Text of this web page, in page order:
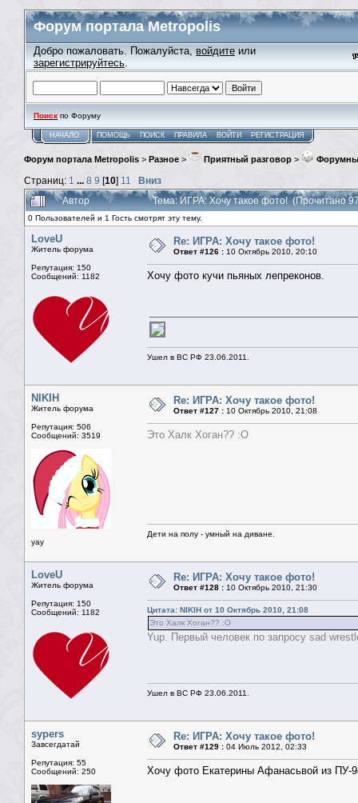
Форум портала Metropolis
Добро пожаловать. Пожалуйста, войдите или
зарегистрируйтесь.
Поиск по Форуму
НАЧАЛО ПОМОЩЬ ПОИСК ПРАВИЛА ВОЙТИ РЕГИСТРАЦИЯ
Форум портала Metropolis > Разное > Приятный разговор >
Страниц: 1 ... 8 9 [10] 11
Вниз
Автор
Тема: ИГРА: Хочу такое фото! (Прочитано
0 Пользователей и 1 Гость смотрят эту тему.
LoveU
Житель форума
Репутация: 150
Сообщений: 1182
Re: ИГРА: Хочу такое фото!
Ответ #126 : 10 Октябрь 2010, 20:10
Хочу фото кучи пьяных лепреконов.
Ушел в ВС РФ 23.06.2011.
NIKIH
Житель форума
Репутация: 506
Сообщений: 3519
yay
Re: ИГРА: Хочу такое фото!
Ответ #127 : 10 Октябрь 2010, 21:08
Это Халк Хоган?? :О
Дети на полу - умный на диване.
LoveU
Житель форума
Репутация: 150
Сообщений: 1182
Re: ИГРА: Хочу такое фото!
Ответ #128 : 10 Октябрь 2010, 21:30
Цитата: NIKIH от 10 Октябрь 2010, 21:08
Это Халк Хоган?? :О
Yup. Первый человек по запросу sad
Ушел в ВС РФ 23.06.2011.
sypers
Завсегдатай
Репутация: 55
Сообщений: 250
Re: ИГРА: Хочу такое фото!
Ответ #129 : 04 Июль 2012, 02:33
Хочу фото Екатерины Афанасьвой из ПУ-